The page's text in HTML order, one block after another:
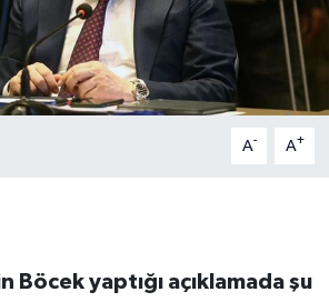
A- A+
Böcek yaptığı açıklamada şu